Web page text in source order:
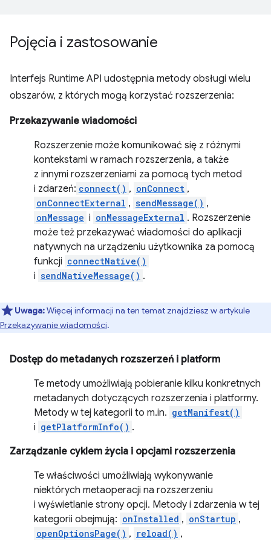
Pojęcia i zastosowanie
Interfejs Runtime API udostępnia metody obsługi wielu
obszarów, z których mogą korzystać rozszerzenia:
Przekazywanie wiadomości
Rozszerzenie może komunikować się z różnymi
kontekstami w ramach rozszerzenia, a także
z innymi rozszerzeniami za pomocą tych metod
i zdarzeń: connect() , onConnect ,
onConnectExternal , sendMessage() ,
onMessage i onMessageExternal . Rozszerzenie
może też przekazywać wiadomości do aplikacji
natywnych na urządzeniu użytkownika za pomocą
funkcji connectNative()
i sendNativeMessage() .
Uwaga:Więcej informacji na ten temat znajdziesz w artykule
Przekazywanie wiadomości.
Dostęp do metadanych rozszerzeń i platform
Te metody umożliwiają pobieranie kilku konkretnych
metadanych dotyczących rozszerzenia i platformy.
Metody w tej kategorii to m.in. getManifest()
i getPlatformInfo() .
Zarządzanie cyklem życia i opcjami rozszerzenia
Te właściwości umożliwiają wykonywanie
niektórych metaoperacji na rozszerzeniu
i wyświetlanie strony opcji. Metody i zdarzenia w tej
kategorii obejmują: onInstalled , onStartup ,
openOptionsPage() , reload() ,